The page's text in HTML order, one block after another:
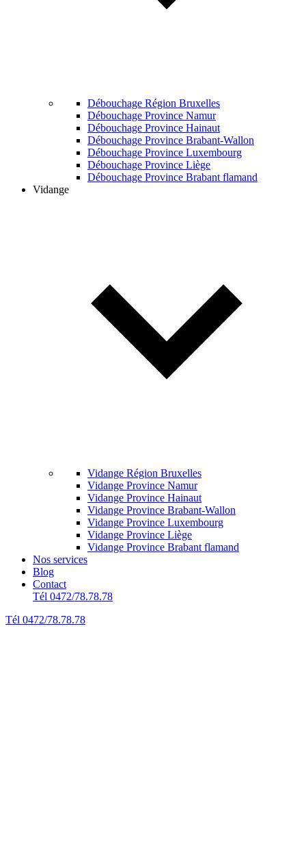
Débouchage Région Bruxelles
Débouchage Province Namur
Débouchage Province Hainaut
Débouchage Province Brabant-Wallon
Débouchage Province Luxembourg
Débouchage Province Liège
Débouchage Province Brabant flamand
Vidange
Vidange Région Bruxelles
Vidange Province Namur
Vidange Province Hainaut
Vidange Province Brabant-Wallon
Vidange Province Luxembourg
Vidange Province Liège
Vidange Province Brabant flamand
Nos services
Blog
Contact
Tél 0472/78.78.78
Tél 0472/78.78.78